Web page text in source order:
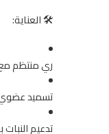
🛠️ العناية:
ري منتظم مع
تسميد عضوي أو كيميائي
تدعيم